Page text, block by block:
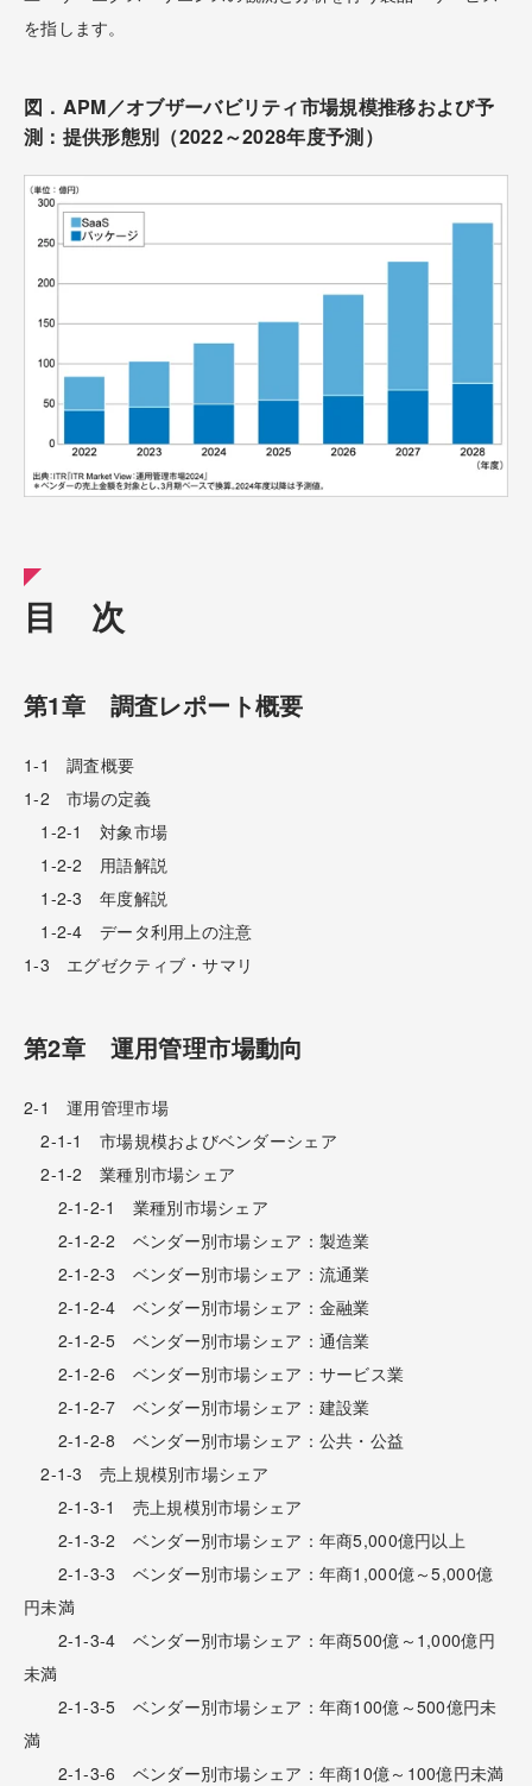
を指します。
図．APM／オブザーバビリティ市場規模推移および予
測：提供形態別（2022～2028年度予測）
目 次
第1章 調査レポート概要
1-1 調査概要
1-2 市場の定義
1-2-1 対象市場
1-2-2 用語解説
1-2-3 年度解説
1-2-4 データ利用上の注意
1-3 エグゼクティブ・サマリ
第2章 運用管理市場動向
2-1 運用管理市場
2-1-1 市場規模およびベンダーシェア
2-1-2 業種別市場シェア
2-1-2-1 業種別市場シェア
2-1-2-2 ベンダー別市場シェア：製造業
2-1-2-3 ベンダー別市場シェア：流通業
2-1-2-4 ベンダー別市場シェア：金融業
2-1-2-5 ベンダー別市場シェア：通信業
2-1-2-6 ベンダー別市場シェア：サービス業
2-1-2-7 ベンダー別市場シェア：建設業
2-1-2-8 ベンダー別市場シェア：公共・公益
2-1-3 売上規模別市場シェア
2-1-3-1 売上規模別市場シェア
2-1-3-2 ベンダー別市場シェア：年商5,000億円以上
2-1-3-3 ベンダー別市場シェア：年商1,000億～5,000億
円未満
2-1-3-4 ベンダー別市場シェア：年商500億～1,000億円
未満
2-1-3-5 ベンダー別市場シェア：年商100億～500億円未
満
2-1-3-6 ベンダー別市場シェア：年商10億～100億円未満